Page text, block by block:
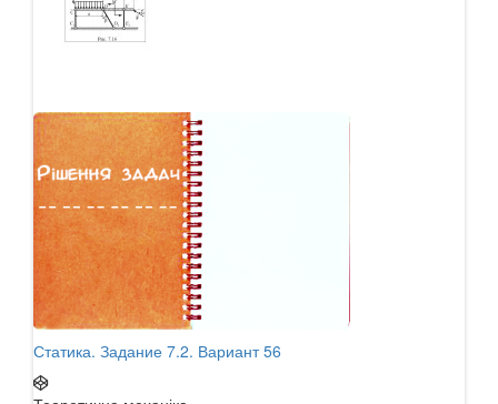
Статика. Задание 7.2. Вариант 56